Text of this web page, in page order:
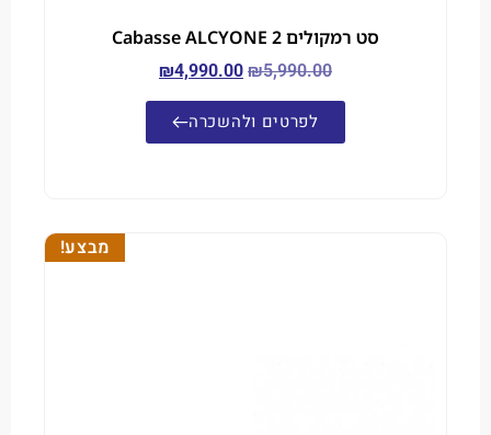
סט רמקולים Cabasse ALCYONE 2
₪
₪4,990.00
לפרטים ולהשכרה